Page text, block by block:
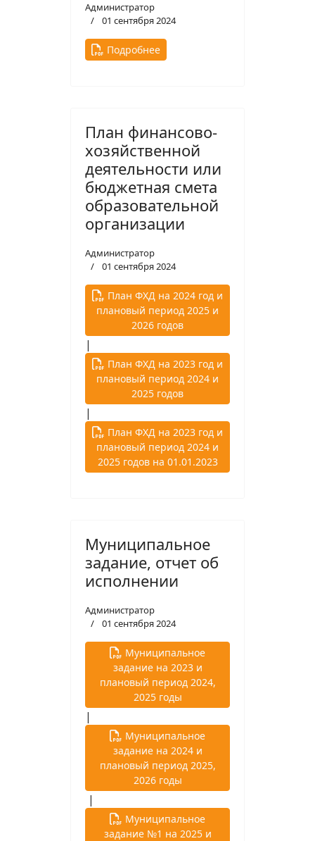
Администратор
01 сентября 2024
Подробнее
План финансово-
хозяйственной
деятельности или
бюджетная смета
образовательной
организации
Администратор
01 сентября 2024
План ФХД на 2024 год и
плановый период 2025 и
2026 годов
|
План ФХД на 2023 год и
плановый период 2024 и
2025 годов
|
План ФХД на 2023 год и
плановый период 2024 и
2025 годов на 01.01.2023
Муниципальное
задание, отчет об
исполнении
Администратор
01 сентября 2024
Муниципальное
задание на 2023 и
плановый период 2024,
2025 годы
|
Муниципальное
задание на 2024 и
плановый период 2025,
2026 годы
|
Муниципальное
задание №1 на 2025 и